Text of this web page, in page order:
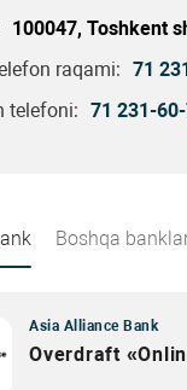
100047, Toshkent
raqami: 71
telefoni: 71 231-
Boshqa
Asia Alliance Bank
Overdraft